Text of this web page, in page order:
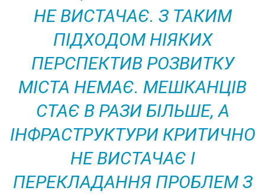
НЕ ВИСТАЧАЄ. З ТАКИМ
ПІДХОДОМ НІЯКИХ
ПЕРСПЕКТИВ РОЗВИТКУ
МІСТА НЕМАЄ. МЕШКАНЦІВ
СТАЄ В РАЗИ БІЛЬШЕ, А
ІНФРАСТРУКТУРИ КРИТИЧНО
НЕ ВИСТАЧАЄ І
ПЕРЕКЛАДАННЯ ПРОБЛЕМ З